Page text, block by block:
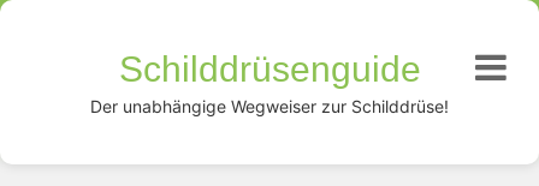
Schilddrüsenguide
Der unabhängige Wegweiser zur Schilddrüse!